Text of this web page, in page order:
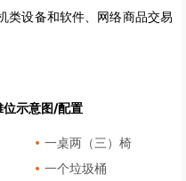
类设备和软件、网络商品交易
示意图/配置
一桌两（三）椅
一个垃圾桶